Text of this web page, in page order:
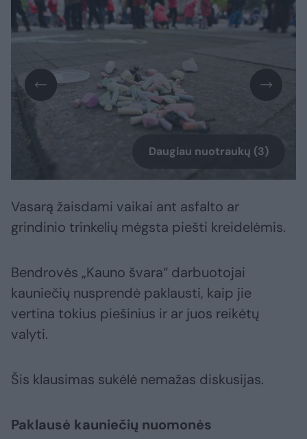
Daugiau nuotraukų (3)
Vasarą žaisdami vaikai ant asfalto ar
grindinio trinkelių mėgsta piešti kreidelėmis.
Bendrovės „Kauno švara“ darbuotojai
kauniečių nusprendė paklausti, kaip jie
vertina tokius piešinius ir ar juos reikėtų
valyti.
Šis klausimas sukėlė nemažas diskusijas.
Paklausė kauniečių nuomonės